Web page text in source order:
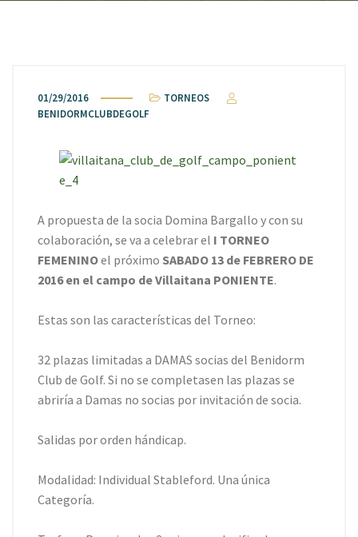
01/29/2016
TORNEOS
BENIDORMCLUBDEGOLF
A propuesta de la socia Domina Bargallo y con su
colaboración, se va a celebrar el I TORNEO
FEMENINOel próximo SABADO 13 de FEBRERO DE
2016 en el campo de Villaitana PONIENTE.
Estas son las características del Torneo:
32 plazas limitadas a DAMAS socias del Benidorm
Club de Golf. Si no se completasen las plazas se
abriría a Damas no socias por invitación de socia.
Salidas por orden hándicap.
Modalidad: Individual Stableford. Una única
Categorí­a.